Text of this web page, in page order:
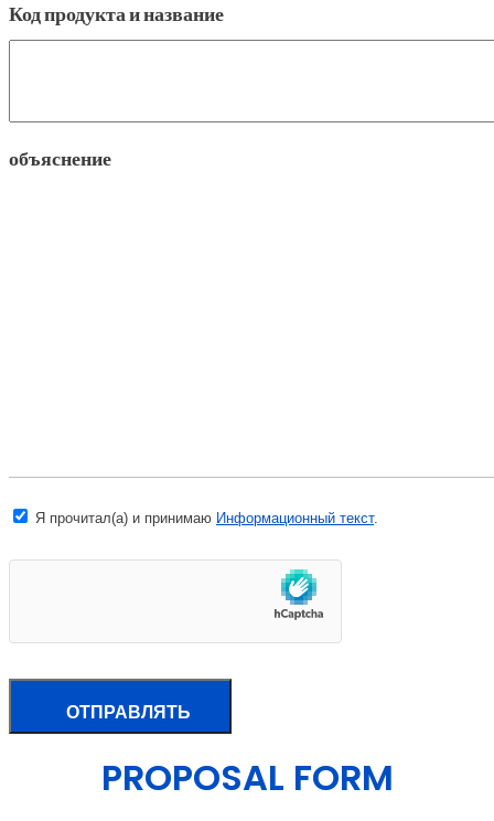
Код продукта и название
объяснение
Я прочитал(а) и принимаю Информационный текст.
PROPOSAL FORM